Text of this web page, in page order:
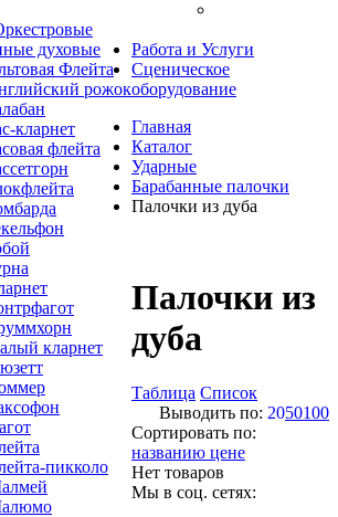
духовые
Флейта
рожок
кларнет
флейта
кларнет
пикколо
Работа и Услуги
Сценическое
оборудование
Главная
Каталог
Ударные
Барабанные палочки
Палочки из дуба
Палочки из
дуба
Таблица Список
Выводить по: 2050100
Сортировать по:
названию цене
Нет товаров
Мы в соц. сетях: